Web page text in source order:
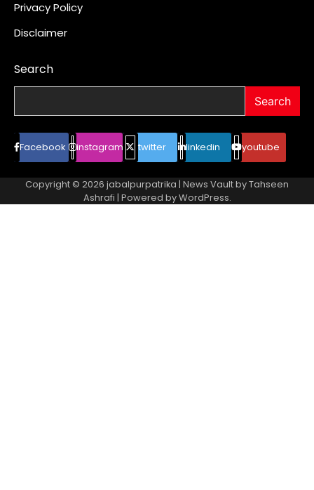
Privacy Policy
Disclaimer
Search
Search
Facebook instagram twitter linkedin youtube
Copyright © 2026 jabalpurpatrika | News Vault byTahseen
Ashrafi | Powered byWordPress.